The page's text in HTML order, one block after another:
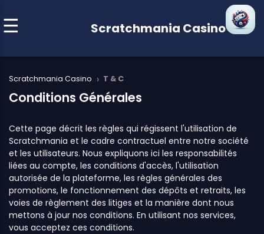
Scratchmania Casino
Scratchmania Casino › T & C
Conditions Générales
Cette page décrit les règles qui régissent l'utilisation de
Scratchmania et le cadre contractuel entre notre société
et les utilisateurs. Nous expliquons ici les responsabilités
liées au compte, les conditions d'accès, l'utilisation
autorisée de la plateforme, les règles générales des
promotions, le fonctionnement des dépôts et retraits, les
voies de règlement des litiges et la manière dont nous
mettons à jour nos conditions. En utilisant nos services,
vous acceptez ces conditions.